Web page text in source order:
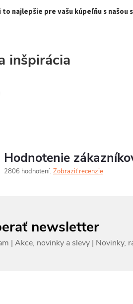
to najlepšie pre vašu kúpeľňu s
inšpirácia
Hodnotenie
2806 hodnotení Zobraziť recenzie
newsletter